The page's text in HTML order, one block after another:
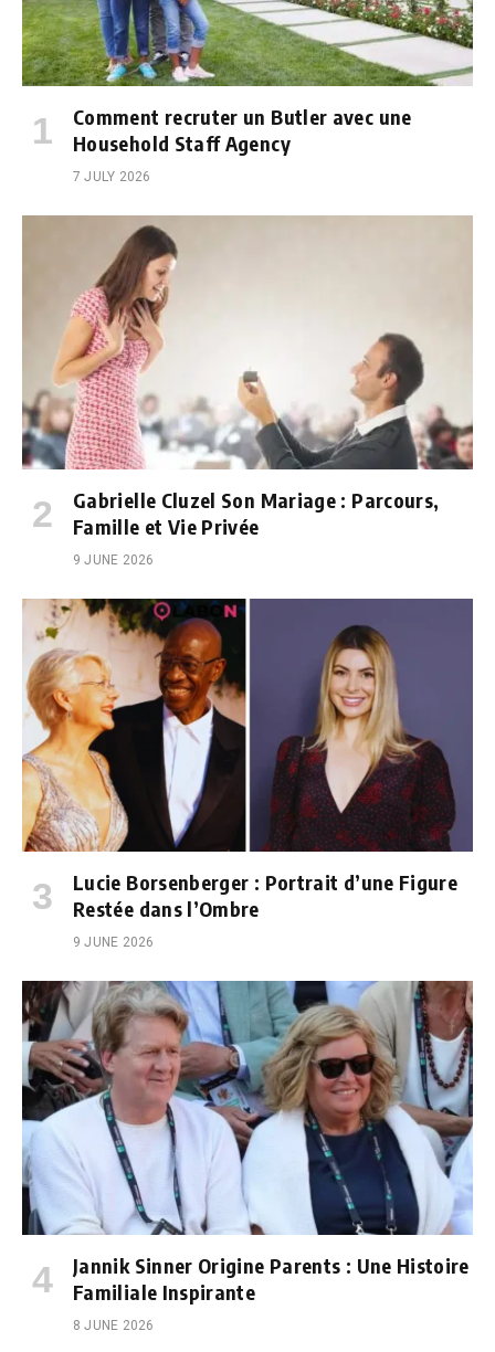
Comment recruter un Butler avec une
Household Staff Agency
7 JULY 2026
Gabrielle Cluzel Son Mariage : Parcours,
Famille et Vie Privée
9 JUNE 2026
Lucie Borsenberger : Portrait d’une Figure
Restée dans l’Ombre
9 JUNE 2026
Jannik Sinner Origine Parents : Une Histoire
Familiale Inspirante
8 JUNE 2026